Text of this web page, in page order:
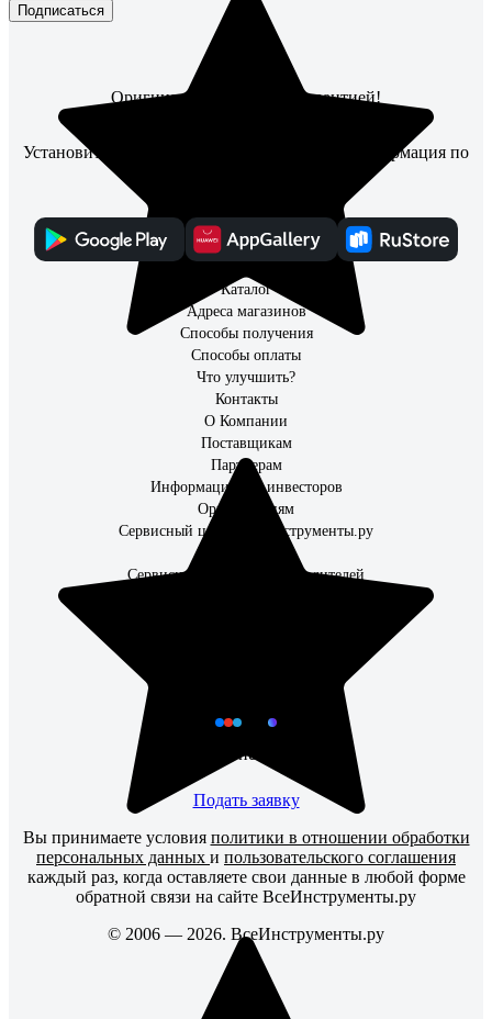
Подписаться
Оригинальные товары с гарантией!
Установите мобильное приложение, чтобы информация по
Каталог
Адреса магазинов
Способы получения
Способы оплаты
Что улучшить?
Контакты
О Компании
Поставщикам
Партнерам
Информация для инвесторов
Организациям
Сервисный центр ВсеИнструменты.ру
Наши закупки
Сервисные центры производителей
Чат для бизнес-клиентов
Подать заявку
Вы принимаете условия политики в отношении обработки
персональных данных и пользовательского соглашения
каждый раз, когда оставляете свои данные в любой форме
обратной связи на сайте ВсеИнструменты.ру
© 2006 — 2026. ВсеИнструменты.ру